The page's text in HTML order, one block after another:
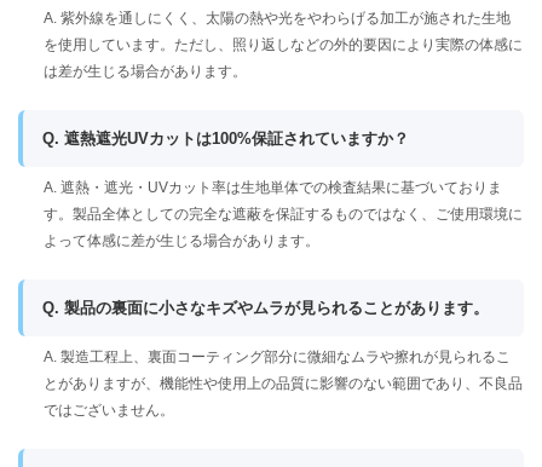
A. 紫外線を通しにくく、太陽の熱や光をやわらげる加工が施された生地
を使用しています。ただし、照り返しなどの外的要因により実際の体感に
は差が生じる場合があります。
Q. 遮熱遮光UVカットは100%保証されていますか？
A. 遮熱・遮光・UVカット率は生地単体での検査結果に基づいておりま
す。製品全体としての完全な遮蔽を保証するものではなく、ご使用環境に
よって体感に差が生じる場合があります。
Q. 製品の裏面に小さなキズやムラが見られることがあります。
A. 製造工程上、裏面コーティング部分に微細なムラや擦れが見られるこ
とがありますが、機能性や使用上の品質に影響のない範囲であり、不良品
ではございません。